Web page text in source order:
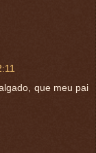
que meu pai